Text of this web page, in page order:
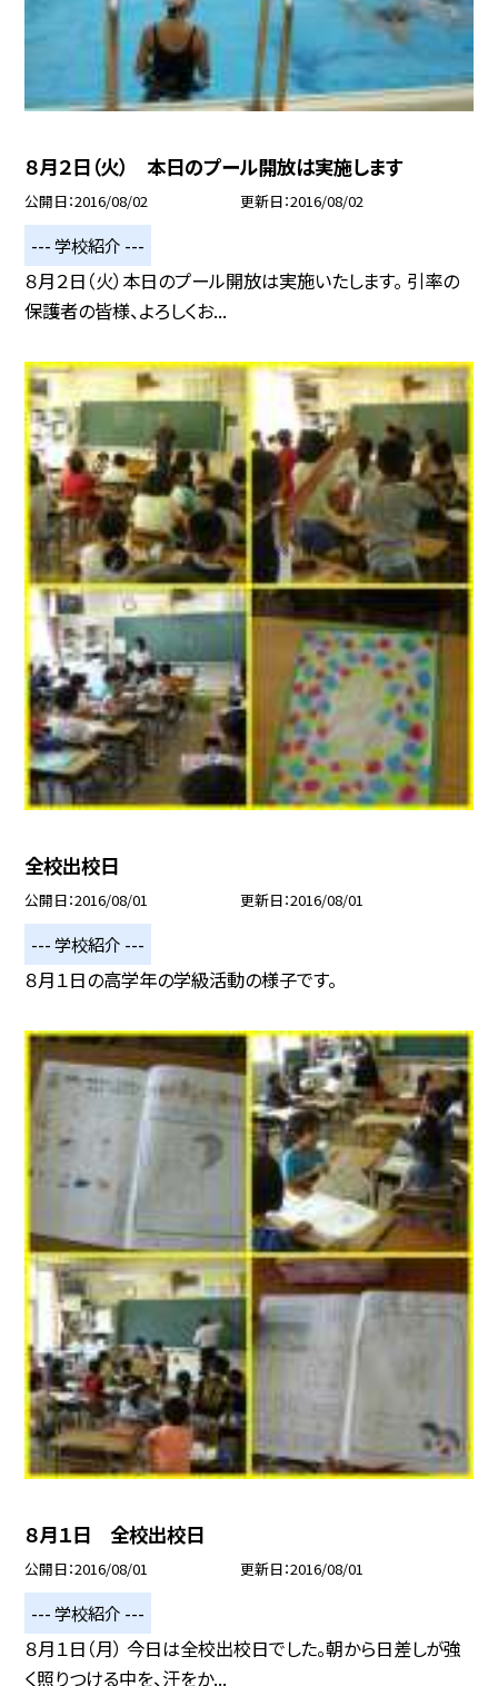
８月２日（火） 本日のプール開放は実施します
公開日 2016/08/02 更新日 2016/08/02
--- 学校紹介 ---
８月２日（火）本日のプール開放は実施いたします。 引率の
保護者の皆様、よろしくお...
全校出校日
公開日 2016/08/01 更新日 2016/08/01
--- 学校紹介 ---
８月１日の高学年の学級活動の様子です。
８月１日 全校出校日
公開日 2016/08/01 更新日 2016/08/01
--- 学校紹介 ---
８月１日（月） 今日は全校出校日でした。朝から日差しが強
く照りつける中を、汗をか...